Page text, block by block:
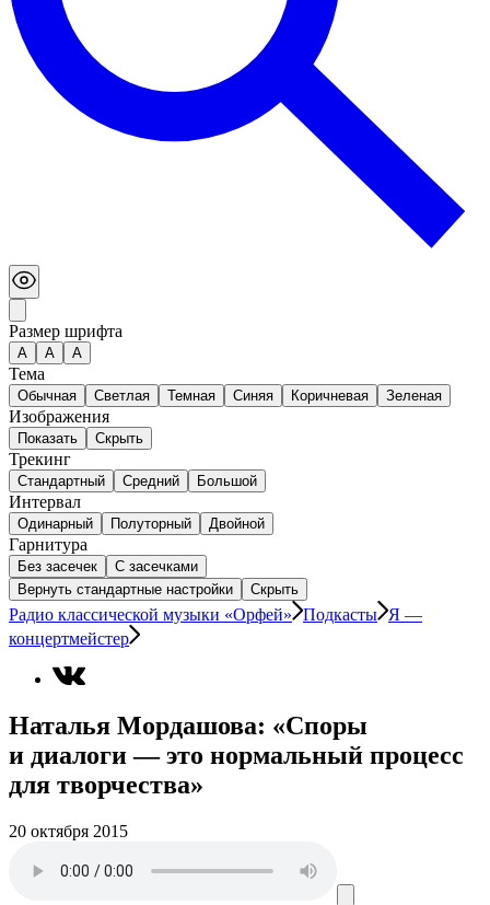
Размер шрифта
А A A
Тема
Обычная Светлая Темная Синяя Коричневая Зеленая
Изображения
Показать Скрыть
Трекинг
Стандартный Средний Большой
Интервал
Одинарный Полуторный Двойной
Гарнитура
Без засечек
С засечками
Вернуть стандартные настройки
Скрыть
Радио классической музыки «Орфей» Подкасты
Я —
концертмейстер
Наталья Мордашова: «Споры
и диалоги — это нормальный процесс
для творчества»
20 октября 2015